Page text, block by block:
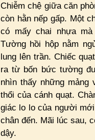
Chiễm chệ giữa căn
còn hằn nếp gấp. Một
có mấy chai nhựa
Tường hồi hộp nằm
lung lên trần. Chiếc
ra từ bốn bức tường
nhìn thấy những
thổi của cánh quạt.
giác lo lo của người
chân đến. Mãi lúc sau,
dậy.